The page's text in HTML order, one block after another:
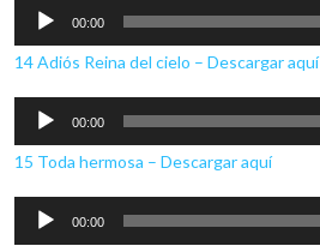
Reproductor
de
audio
00:00
14 Adiós Reina del cielo – Descargar aquí
Reproductor
de
audio
00:00
15 Toda hermosa – Descargar aquí
Reproductor
00:00